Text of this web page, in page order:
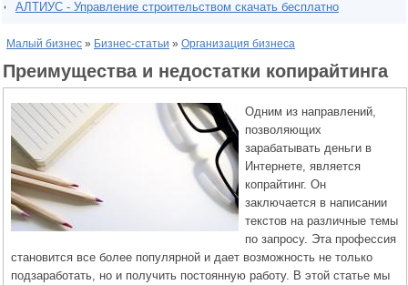
АЛТИУС - Управление строительством скачать бесплатно
Малый бизнес » Бизнес-статьи » Организация бизнеса
Преимущества и недостатки копирайтинга
Одним из направлений,
позволяющих
зарабатывать деньги в
Интернете, является
копрайтинг. Он
заключается в написании
текстов на различные темы
по запросу. Эта профессия
становится все более популярной и дает возможность не только
подзаработать, но и получить постоянную работу. В этой статье мы